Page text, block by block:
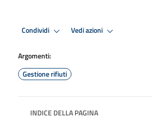
Condividi Vedi azioni
Argomenti:
Gestione rifiuti
INDICE DELLA PAGINA